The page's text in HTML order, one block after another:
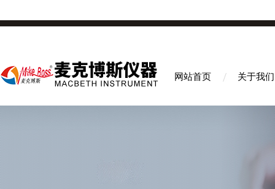
网站首页 关于我们